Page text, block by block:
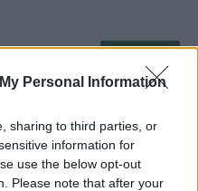
Personal Information
sharing to third parties, or
information for
use the below opt-out
Please note that after your
00:02:08